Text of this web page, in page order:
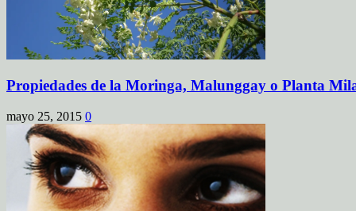
Propiedades de la Moringa, Malunggay o Planta
mayo 25, 2015 0